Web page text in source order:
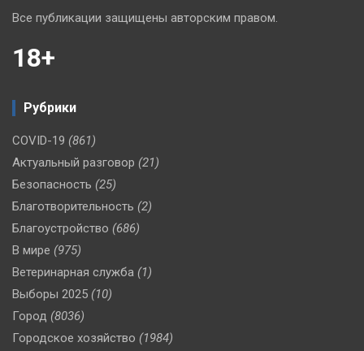
Все публикации защищены авторским правом.
18+
Рубрики
COVID-19 (861)
Актуальный разговор (21)
Безопасность (25)
Благотворительность (2)
Благоустройство (686)
В мире (975)
Ветеринарная служба (1)
Выборы 2025 (10)
Город (8036)
Городское хозяйство (1984)